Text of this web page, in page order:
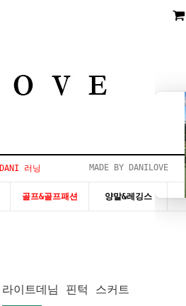
DANI 러닝 MADE BY DANILOVE
골프&골프패션 양말&레깅스
라이트데님 핀턱 스커트